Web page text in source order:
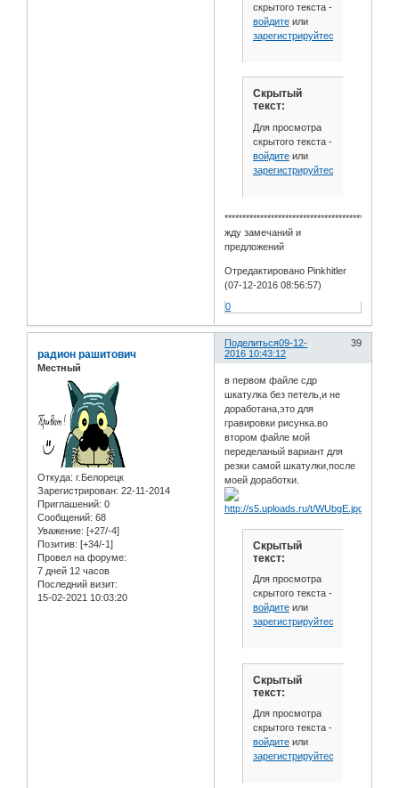
скрытого текста -
войдитеили
зарегистрируйтесь
Скрытый
текст:
Для просмотра
скрытого текста -
войдитеили
зарегистрируйтесь
********************************************
жду замечаний и
предложений
Отредактировано Pinkhitler
(07-12-2016 08:56:57)
0
Поделиться 39
09-12-
2016 10:43:12
радион рашитович
Местный
Откуда: г.Белорецк
Зарегистрирован: 22-11-2014
Приглашений: 0
Сообщений: 68
Уважение: [+27/-4]
Позитив: [+34/-1]
Провел на форуме:
7 дней 12 часов
Последний визит:
15-02-2021 10:03:20
в первом файле сдр
шкатулка без петель,и не
доработана,это для
гравировки рисунка.во
втором файле мой
переделаный вариант для
резки самой шкатулки,после
моей доработки.
Скрытый
текст:
Для просмотра
скрытого текста -
войдитеили
зарегистрируйтесь
Скрытый
текст:
Для просмотра
скрытого текста -
войдитеили
зарегистрируйтесь